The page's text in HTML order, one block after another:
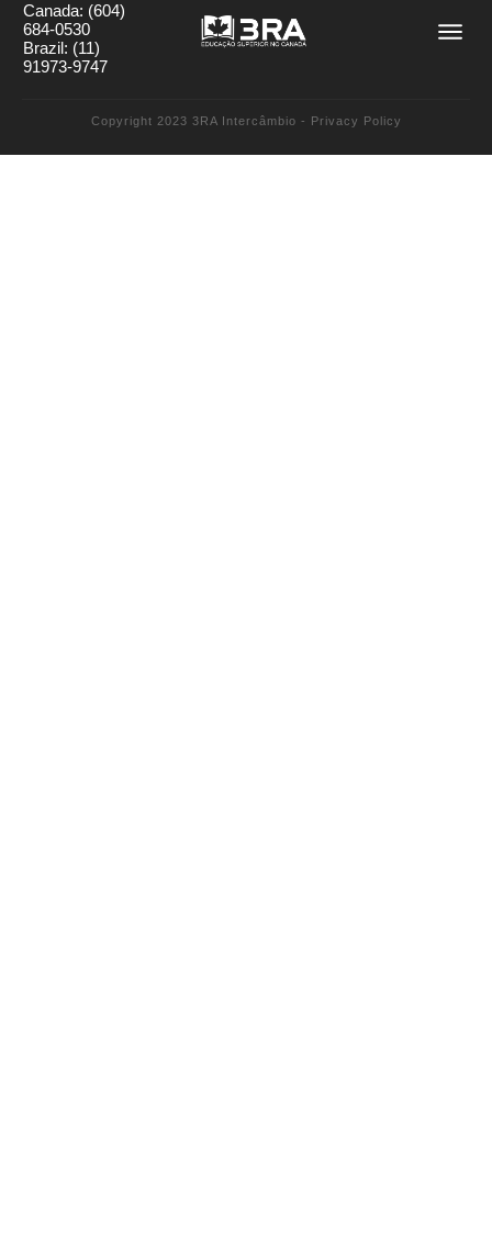
Canada: (604)
684-0530
Brazil: (11)
91973-9747
Copyright 2023 3RA Intercâmbio - Privacy Policy